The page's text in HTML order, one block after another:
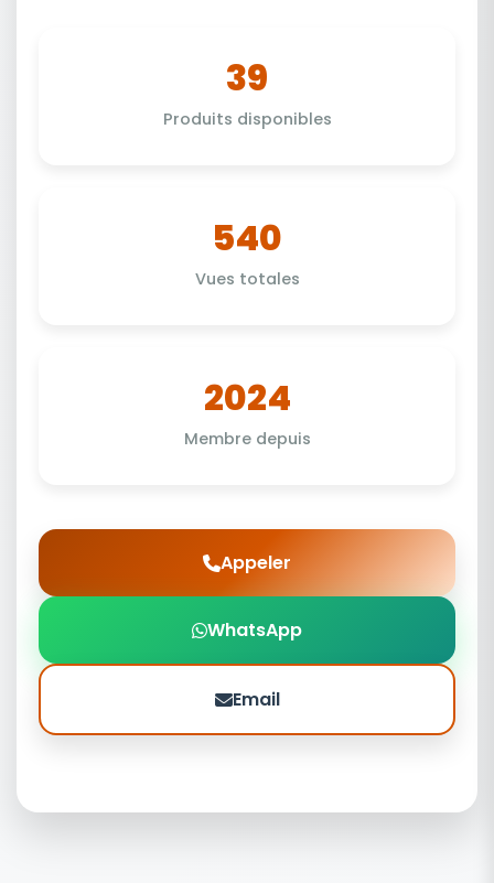
39
Produits disponibles
540
Vues totales
2024
Membre depuis
Appeler
WhatsApp
Email